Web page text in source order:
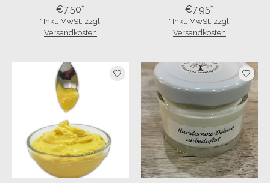
€7,50*
* Inkl. MwSt. zzgl.
Versandkosten
€7,95*
* Inkl. MwSt. zzgl.
Versandkosten